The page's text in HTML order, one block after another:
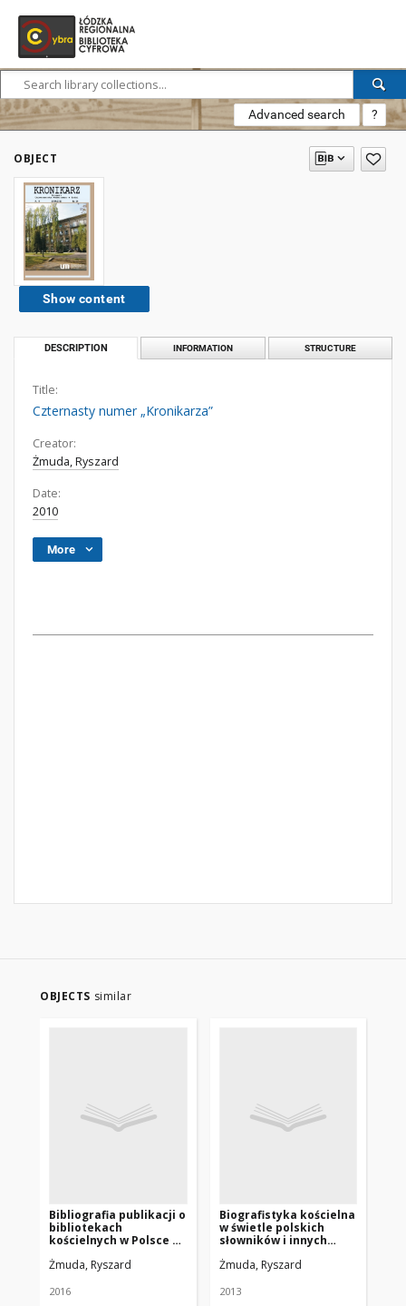
Advanced search ?
OBJECT
Show content
DESCRIPTION INFORMATION STRUCTURE
Title:
Czternasty numer „Kronikarza”
Creator:
Żmuda, Ryszard
Date:
2010
More
OBJECTS similar
Bibliografia publikacji o
bibliotekach
kościelnych w Polsce za
Żmuda, Ryszard
2016
Biografistyka kościelna
w świetle polskich
słowników i innych
Żmuda, Ryszard
2013